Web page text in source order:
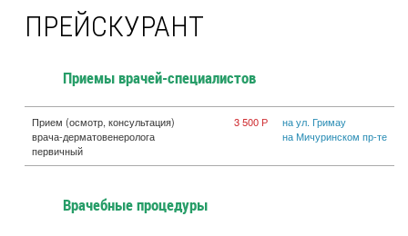
ПРЕЙСКУРАНТ
Приемы врачей-специалистов
Прием (осмотр, консультация)
врача-дерматовенеролога
первичный
3 500 Р
на ул. Гримау
на Мичуринском пр-те
Врачебные процедуры